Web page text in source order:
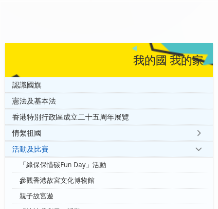
我的國 我的家
認識國旗
憲法及基本法
香港特別行政區成立二十五周年展覽
情繫祖國
活動及比賽
「綠保保惜碳Fun Day」活動
參觀香港故宮文化博物館
親子故宮遊